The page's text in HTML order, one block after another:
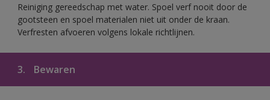
Reiniging gereedschap met water. Spoel verf nooit door de
gootsteen en spoel materialen niet uit onder de kraan.
Verfresten afvoeren volgens lokale richtlijnen.
3. Bewaren